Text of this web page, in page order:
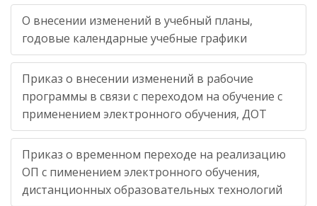
О внесении изменений в учебный планы,
годовые календарные учебные графики
Приказ о внесении изменений в рабочие
программы в связи с переходом на обучение с
применением электронного обучения, ДОТ
Приказ о временном переходе на реализацию
ОП с пименением электронного обучения,
дистанционных образовательных технологий